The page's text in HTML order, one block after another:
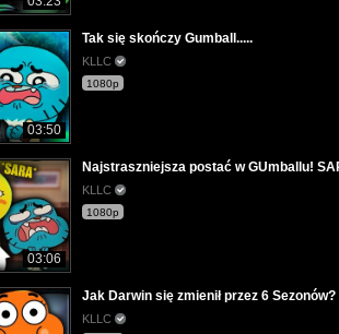
03:50
Tak się skończy Gumball.....
KLLC
1080p
03:06
Najstraszniejsza postać w GUmballu!
KLLC
1080p
Jak Darwin się zmienił przez 6 Sezonów?
KLLC